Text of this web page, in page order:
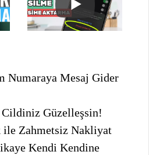
Numaraya Mesaj Gider
Güzelleşsin!
Zahmetsiz Nakliyat
Kendi Kendine